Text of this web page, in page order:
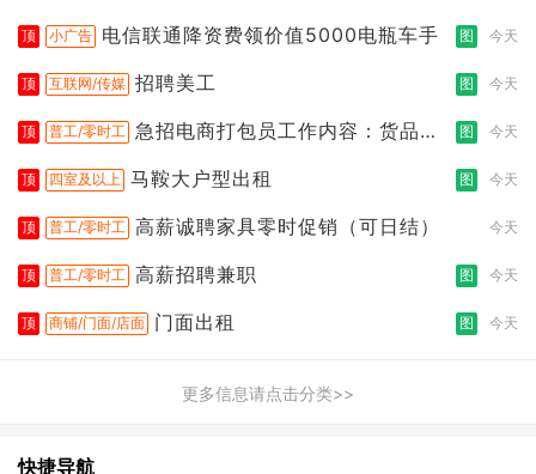
顶 小广告 电信联通降资费领价值5000电瓶车手 图 今天
顶 互联网/传媒 招聘美工 图 今天
顶 普工/零时工 急招电商打包员工作内容：货品分
图 今天
顶 四室及以上 马鞍大户型出租 图 今天
顶 普工/零时工 高薪诚聘家具零时促销（可日结） 今天
顶 普工/零时工 高薪招聘兼职 图 今天
顶 商铺/门面/店面 门面出租 图 今天
更多信息请点击分类>>
快捷导航